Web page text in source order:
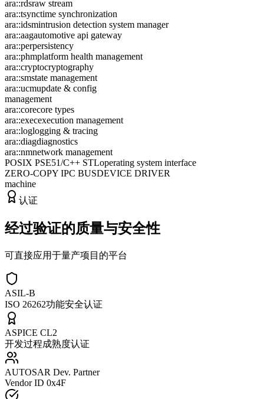
ara::rdsraw stream
ara::tsynctime synchronization
ara::idsmintrusion detection system manager
ara::aagautomotive api gateway
ara::perpersistency
ara::phmplatform health management
ara::cryptocryptography
ara::smstate management
ara::ucmupdate & config
management
ara::corecore types
ara::execexecution management
ara::loglogging & tracing
ara::diagdiagnostics
ara::nmnetwork management
POSIX PSE51/C++ STLoperating system interface
ZERO-COPY IPC BUSDEVICE DRIVER
machine
认证
经过验证的质量与安全性
可直接应用于量产项目的平台
ASIL-B
ISO 26262功能安全认证
ASPICE CL2
开发过程成熟度认证
AUTOSAR Dev. Partner
Vendor ID 0x4F